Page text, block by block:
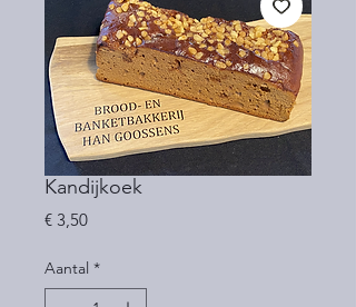
Kandijkoek
€ 3,50Prijs
Aantal *